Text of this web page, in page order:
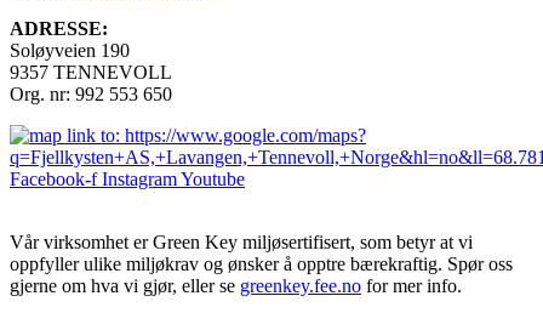
ADRESSE:
Soløyveien 190
9357 TENNEVOLL
Org. nr: 992 553 650
Facebook-f InstagramYoutube
Vår virksomhet er Green Key miljøsertifisert, som betyr at vi
oppfyller ulike miljøkrav og ønsker å opptre bærekraftig. Spør oss
gjerne om hva vi gjør, eller se greenkey.fee.no for mer info.